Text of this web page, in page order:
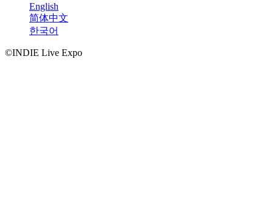
English
简体中文
한국어
©INDIE Live Expo